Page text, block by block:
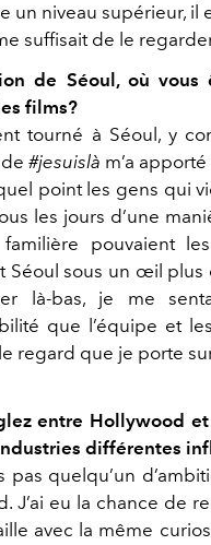
un niveau supérieur,
suffisait de le
de Séoul, où
films?
tourné à Séoul, y
de#jesuislà m’a
point les gens qui
les jours d’une
pouvaient
Séoul sous un œil plus
là-bas, je me
que l’équipe et
regard que je porte
entre Hollywood
différentes
pas quelqu’un
J’ai eu la chance de
avec la même